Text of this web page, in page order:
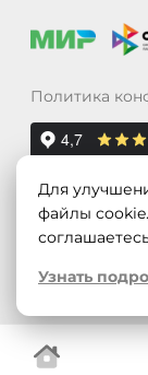
Политика
Для
файлы
Узнать